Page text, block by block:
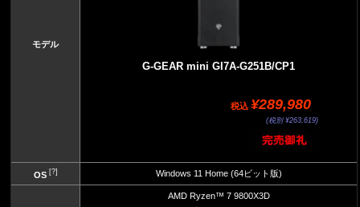
モデル
G-GEAR mini GI7A-G251B/CP1
税込 ¥289,980
(税別 ¥263,619)
OS[?] Windows 11 Home (64ビット版)
AMD Ryzen™ 7 9800X3D